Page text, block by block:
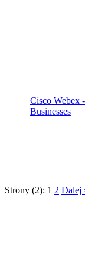
Cisco Webex
Businesses
Strony (2): 1 2 Dalej